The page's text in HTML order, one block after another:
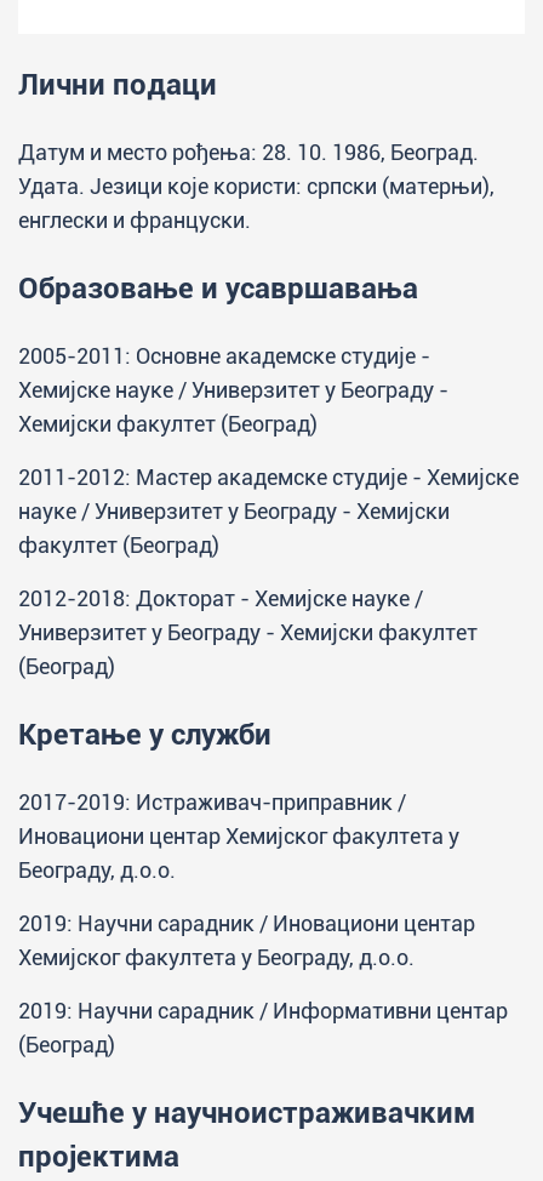
Лични подаци
Датум и место рођења: 28. 10. 1986, Београд.
Удата. Језици које користи: српски (матерњи),
енглески и француски.
Образовање и усавршавања
2005-2011: Основне академске студије -
Хемијске науке / Универзитет у Београду -
Хемијски факултет (Београд)
2011-2012: Мастер академске студије - Хемијске
науке / Универзитет у Београду - Хемијски
факултет (Београд)
2012-2018: Докторат - Хемијске науке /
Универзитет у Београду - Хемијски факултет
(Београд)
Кретање у служби
2017-2019: Истраживач-приправник /
Иновациони центар Хемијског факултета у
Београду, д.о.о.
2019: Научни сарадник / Иновациони центар
Хемијског факултета у Београду, д.о.о.
2019: Научни сарадник / Информативни центар
(Београд)
Учешће у научноистраживачким
пројектима